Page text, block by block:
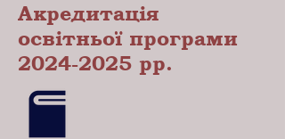
Акредитація
освітньої програми
2024-2025 рр.